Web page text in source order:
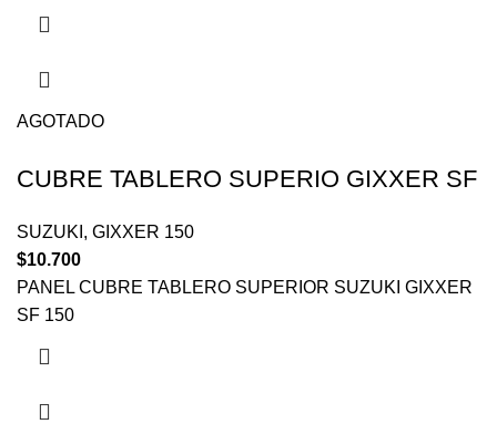
AGOTADO
CUBRE TABLERO SUPERIO GIXXER SF
SUZUKI , GIXXER 150
$10.700
PANEL CUBRE TABLERO SUPERIOR SUZUKI GIXXER
SF 150